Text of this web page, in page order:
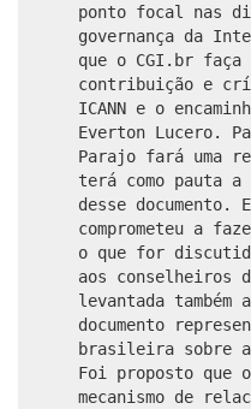
ponto focal nas
governança da
que o CGI.br faça
contribuição e
ICANN e o
Everton Lucero.
Parajo fará uma
terá como pauta a
desse documento.
comprometeu a
o que for
aos conselheiros
levantada
documento
brasileira sobre
Foi proposto que
mecanismo de